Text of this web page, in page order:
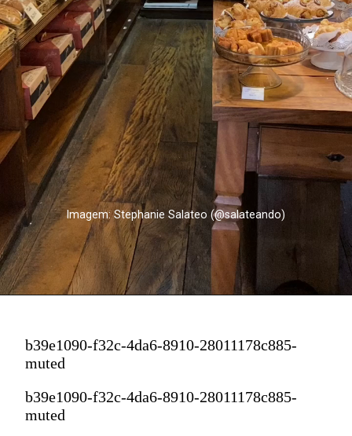
Imagem: Stephanie Salateo (@salateando)
b39e1090-f32c-4da6-8910-28011178c885-
muted
b39e1090-f32c-4da6-8910-28011178c885-
muted